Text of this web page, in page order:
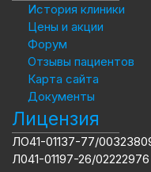
История клиники
Цены и акции
Форум
Отзывы пациентов
Карта сайта
Документы
Лицензия
ЛО41-01137-77/
Л041-01197-26/02222976